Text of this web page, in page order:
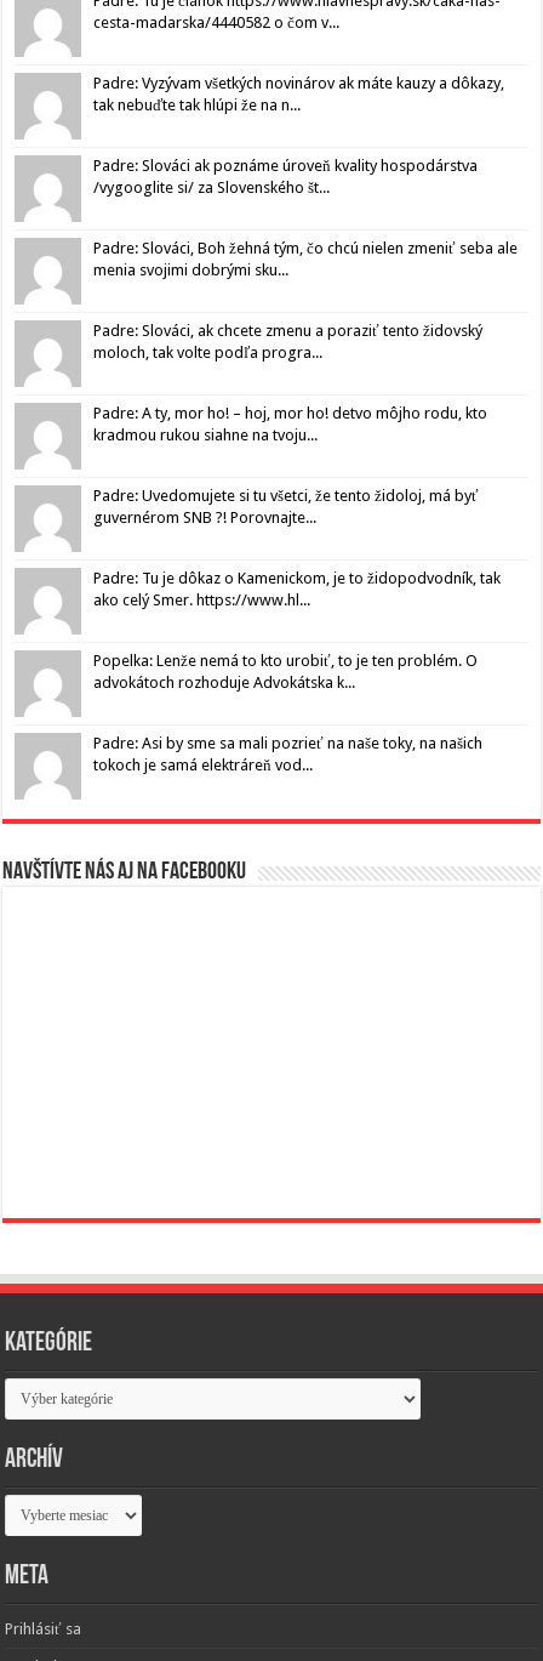
cesta-madarska/4440582 o čom v...
Padre: Vyzývam všetkých novinárov ak máte kauzy a dôkazy,
tak nebuďte tak hlúpi že na n...
Padre: Slováci ak poznáme úroveň kvality hospodárstva
/vygooglite si/ za Slovenského št...
Padre: Slováci, Boh žehná tým, čo chcú nielen zmeniť seba ale
menia svojimi dobrými sku...
Padre: Slováci, ak chcete zmenu a poraziť tento židovský
moloch, tak volte podľa progra...
Padre: A ty, mor ho! – hoj, mor ho! detvo môjho rodu, kto
kradmou rukou siahne na tvoju...
Padre: Uvedomujete si tu všetci, že tento židoloj, má byť
guvernérom SNB ?! Porovnajte...
Padre: Tu je dôkaz o Kamenickom, je to židopodvodník, tak
ako celý Smer. https://www.hl...
Popelka: Lenže nemá to kto urobiť, to je ten problém. O
advokátoch rozhoduje Advokátska k...
Padre: Asi by sme sa mali pozrieť na naše toky, na našich
tokoch je samá elektráreň vod...
Navštívte nás aj na Facebooku
Kategórie
Kategórie
Archív
Archív
Meta
Prihlásiť sa